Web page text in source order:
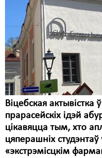
Віцебская актывістка
прарасейскіх ідэй
цікавяцца тым, хто
цяперашніх студэнтаў
«экстрэмісцкім